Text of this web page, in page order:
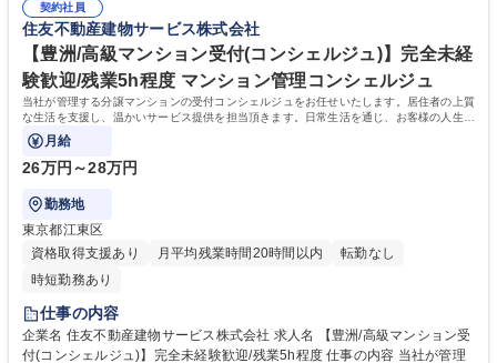
【ミッション】お客様の快適な暮らしと安全・安心を守り、顧客満足度を
高めることです。 募集職種 名古屋【マンション管理/フロント】不動産業
界経験者歓迎！ノルマ無！働き方◎
日の対応しており、平均残業時間は約30時間です。■時差出勤制度・半休
制度あり。【キャリアイメージ】フロント(メンバークラス)→主任フロン
ト(係長クラス)→所長代理(課長クラス)→事業所長(部長クラス) 学歴・資
格 学歴：大学院 大学 高専 短大 専修学校 高校 語学力： 資格：
契約社員
住友不動産建物サービス株式会社
【豊洲/高級マンション受付(コンシェルジュ)】完全未経
験歓迎/残業5h程度 マンション管理コンシェルジュ
当社が管理する分譲マンションの受付コンシェルジュをお任せいたします。居住者の上質
な生活を支援し、温かいサービス提供を担当頂きます。日常生活を通じ、お客様の人生の
一部に携わる特別なお仕事です。
月給
26万円～28万円
勤務地
東京都江東区
資格取得支援あり
月平均残業時間20時間以内
転勤なし
時短勤務あり
仕事の内容
企業名 住友不動産建物サービス株式会社 求人名 【豊洲/高級マンション受
付(コンシェルジュ)】完全未経験歓迎/残業5h程度 仕事の内容 当社が管理